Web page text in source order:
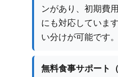
ンがあり、初期費
にも対応していま
い分けが可能です。
無料食事サポート